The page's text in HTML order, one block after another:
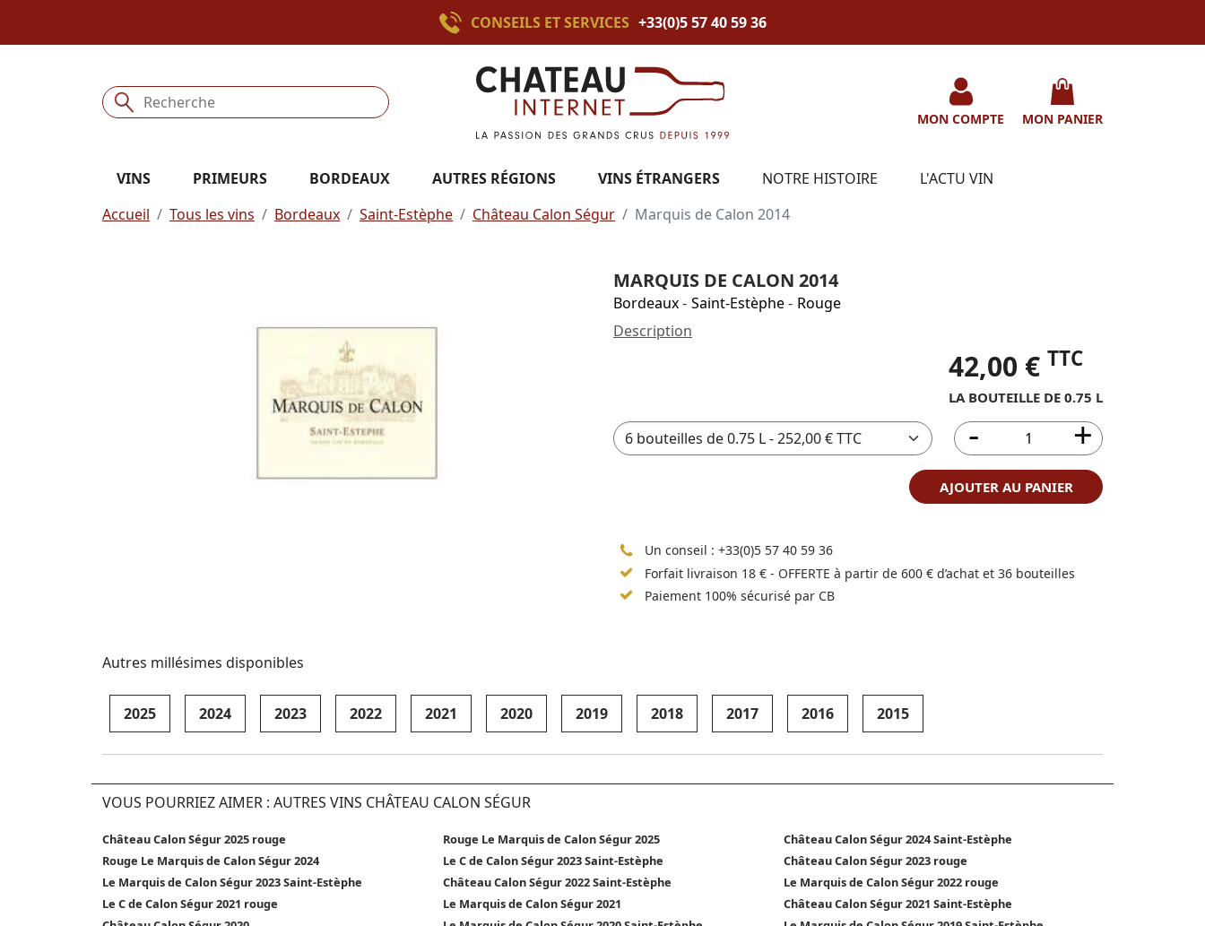
CONSEILS ET SERVICES +33(0)5 57 40 59 36
MON COMPTE MON PANIER
VINS PRIMEURS BORDEAUX AUTRES RÉGIONS VINS ÉTRANGERS NOTRE HISTOIRE
L'ACTU VIN
Accueil
Tous les vins Bordeaux Saint-Estèphe Château Calon Ségur Marquis de Calon 2014
MARQUIS DE CALON 2014
Bordeaux- Saint-Estèphe- Rouge
Description
42,00 € TTC
LA BOUTEILLE DE 0.75 L
AJOUTER AU PANIER
Un conseil : +33(0)5 57 40 59 36
Forfait livraison 18 € - OFFERTE à partir de 600 € d’achat et 36 bouteilles
Paiement 100% sécurisé par CB
Autres millésimes disponibles
2025 2024 2023 2022 2021 2020 2019 2018 2017 2016 2015
VOUS POURRIEZ AIMER : AUTRES VINS CHÂTEAU CALON SÉGUR
Château Calon Ségur 2025 rouge Rouge Le Marquis de Calon Ségur 2025
Château Calon Ségur 2024 Saint-Estèphe
Rouge Le Marquis de Calon Ségur 2024
Le C de Calon Ségur 2023 Saint-Estèphe
Château Calon Ségur 2023 rouge
Le Marquis de Calon Ségur 2023 Saint-Estèphe
Château Calon Ségur 2022 Saint-Estèphe
Le Marquis de Calon Ségur 2022 rouge
Le C de Calon Ségur 2021 rouge
Le Marquis de Calon Ségur 2021
Château Calon Ségur 2021 Saint-Estèphe